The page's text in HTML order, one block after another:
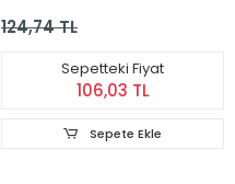
Süsleme Lambası
124,74 TL
Sepetteki Fiyat
106,03 TL
Sepete Ekle